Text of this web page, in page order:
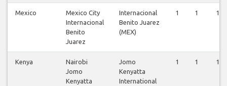
Mexico
Mexico City
Internacional
Benito
Juarez
Internacional
Benito Juarez
(MEX)
1 1 1
Kenya
Nairobi
Jomo
Kenyatta
Jomo
Kenyatta
International
1 1 1